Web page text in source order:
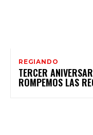
REGIANDO
TERCER
ROMPEMOS LAS